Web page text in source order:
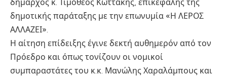
δήμαρχος κ. Τιμόθεος Κωττάκης, επικεφαλής της
δημοτικής παράταξης με την επωνυμία «Η ΛΕΡΟΣ
ΑΛΛΑΖΕΙ».
Η αίτηση επίδειξης έγινε δεκτή αυθημερόν από τον
Πρόεδρο και όπως τονίζουν οι νομικοί
συμπαραστάτες του κ.κ. Μανώλης Χαραλάμπους και